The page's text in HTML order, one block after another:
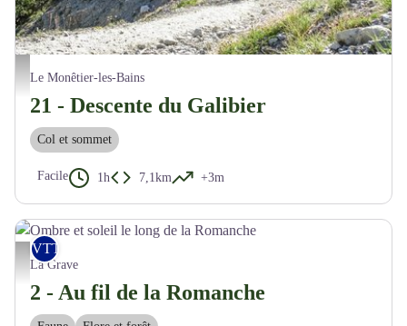
Paysage - Maxime Buffet
Le Monêtier-les-Bains
21 - Descente du Galibier
Col et sommet
Facile 1h 7,1km +3m
Ombre et soleil le long de la Romanche - M. Buffet
VTT
La Grave
2 - Au fil de la Romanche